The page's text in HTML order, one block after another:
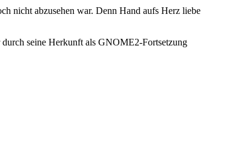
nicht abzusehen war. Denn Hand aufs Herz liebe
seine Herkunft als GNOME2-Fortsetzung